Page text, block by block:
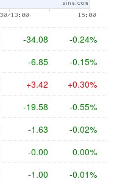
-34.08 -0.24%
-6.85 -0.15%
+3.42 +0.30%
-19.58 -0.55%
-1.63 -0.02%
-0.00 0.00%
-1.00 -0.01%